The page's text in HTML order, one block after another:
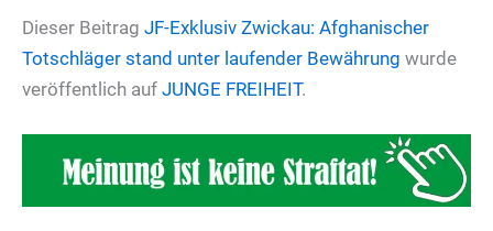
Dieser Beitrag JF-Exklusiv Zwickau: Afghanischer
Totschläger stand unter laufender Bewährung wurde
veröffentlich auf JUNGE FREIHEIT.